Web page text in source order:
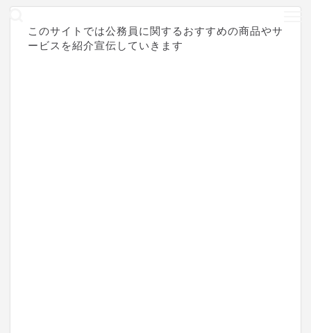
このサイトでは公務員に関するおすすめの商品やサ
ービスを紹介宣伝していきます